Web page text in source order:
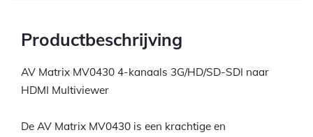
Productbeschrijving
AV Matrix MV0430 4-kanaals 3G/HD/SD-SDI naar
HDMI Multiviewer
De AV Matrix MV0430 is een krachtige en